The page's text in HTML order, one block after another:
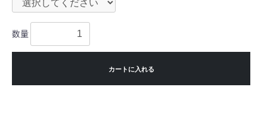
数量
カートに入れる